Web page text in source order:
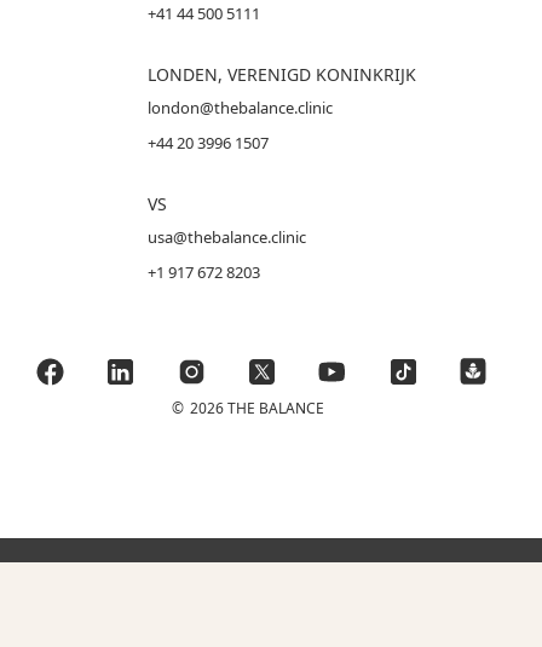
+41 44 500 5111
LONDEN, VERENIGD KONINKRIJK
london@thebalance.clinic
+44 20 3996 1507
VS
usa@thebalance.clinic
+1 917 672 8203
© 2026 THE BALANCE